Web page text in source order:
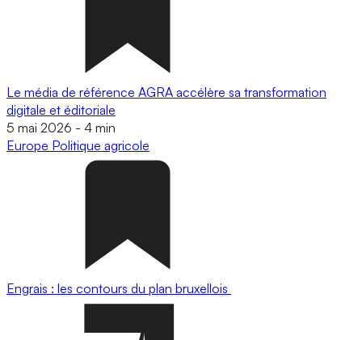
Le média de référence AGRA accélère sa transformation
digitale et éditoriale
5 mai 2026 - 4 min
Europe Politique agricole
Engrais : les contours du plan bruxellois